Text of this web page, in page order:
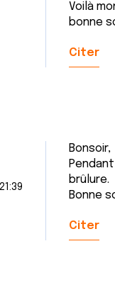
Voilà
bonne
Citer
Bonsoir,
brûlure.
Bonne
Citer